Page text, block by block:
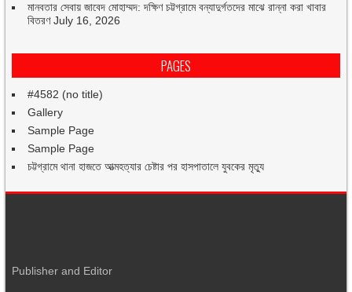
মানবতার সেবায় জাবেদ মোহাম্মদ: দক্ষিণ চট্টগ্রামে বন্যাদুর্গতদের মাঝে রান্না করা খাবার
বিতরণ July 16, 2026
PAGES
#4582 (no title)
Gallery
Sample Page
Sample Page
চট্টগ্রামে থানা হাজতে আত্মহত্যার চেষ্টার পর হাসপাতালে যুবকের মৃত্যু
Publisher and Editor